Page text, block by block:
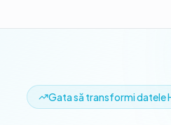
Gata să transformi datele